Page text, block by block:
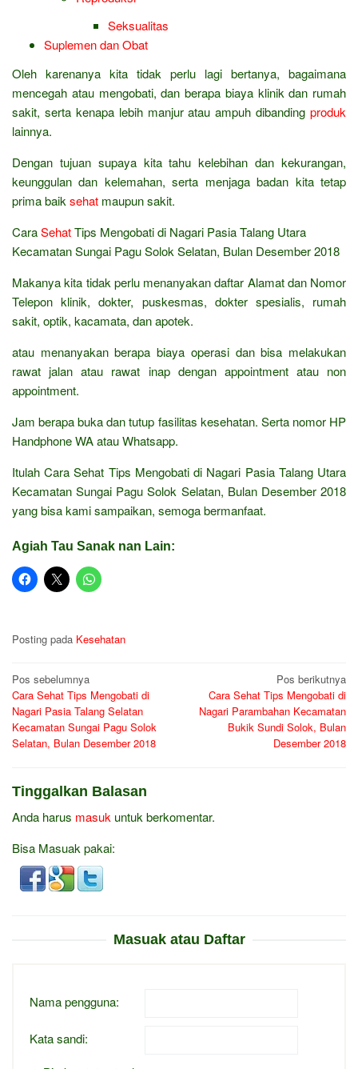
Seksualitas
Suplemen dan Obat
Oleh karenanya kita tidak perlu lagi bertanya, bagaimana
mencegah atau mengobati, dan berapa biaya klinik dan rumah
sakit, serta kenapa lebih manjur atau ampuh dibanding produk
lainnya.
Dengan tujuan supaya kita tahu kelebihan dan kekurangan,
keunggulan dan kelemahan, serta menjaga badan kita tetap
prima baik sehat maupun sakit.
CaraSehatTips Mengobati di Nagari Pasia Talang Utara
Kecamatan Sungai Pagu Solok Selatan, Bulan Desember 2018
Makanya kita tidak perlu menanyakan daftar Alamat dan Nomor
Telepon klinik, dokter, puskesmas, dokter spesialis, rumah
sakit, optik, kacamata, dan apotek.
atau menanyakan berapa biaya operasi dan bisa melakukan
rawat jalan atau rawat inap dengan appointment atau non
appointment.
Jam berapa buka dan tutup fasilitas kesehatan. Serta nomor HP
Handphone WA atau Whatsapp.
Itulah Cara Sehat Tips Mengobati di Nagari Pasia Talang Utara
Kecamatan Sungai Pagu Solok Selatan, Bulan Desember 2018
yang bisa kami sampaikan, semoga bermanfaat.
Agiah Tau Sanak nan Lain:
Posting pada Kesehatan
Navigasi
pos
Pos sebelumnya
Cara Sehat Tips Mengobati di
Nagari Pasia Talang Selatan
Kecamatan Sungai Pagu Solok
Selatan, Bulan Desember 2018
Pos berikutnya
Cara Sehat Tips Mengobati di
Nagari Parambahan Kecamatan
Bukik Sundi Solok, Bulan
Desember 2018
Tinggalkan Balasan
Anda harus masuk untuk berkomentar.
Bisa Masuak pakai:
Masuak atau Daftar
Nama pengguna:
Kata sandi: